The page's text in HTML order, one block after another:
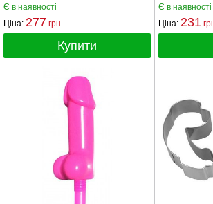
Є в наявності
Ціна: 277 грн
Купити
Є в наявності
Ціна: 231